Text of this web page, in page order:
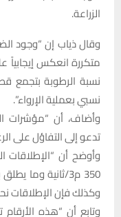
الزراعة.
وقال ذياب إن “وجود
متكررة انعكس إيجابياً
نسبة الرطوبة بتجمع
نسبي بعملية الإرواء”.
وأضاف، أن “مؤشرات
تدعو إلى التفاؤل على
وأوضح أن “الإطلاقات
وكذلك فإن الإطلاقات نحو نهر
وتابع أن “هذه